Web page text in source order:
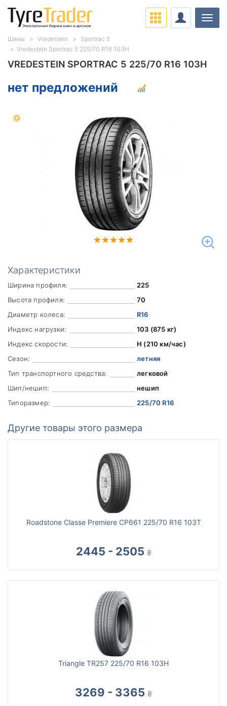
VREDESTEIN SPORTRAC 5 225/70 R16 103H
нет предложений
Характеристики
Ширина профиля:
225
Высота профиля:
70
Диаметр колеса:
R16
Индекс нагрузки:
103 (875 кг)
Индекс скорости:
H (210 км/час)
Сезон:
летняя
Тип транспортного средства:
легковой
Шип/нешип:
нешип
Типоразмер:
225/70 R16
Другие товары этого размера
Roadstone Classe Premiere CP661 225/70 R16 103T
2445 - 2505 ₴
Triangle TR257 225/70 R16 103H
3269 - 3365 ₴
Шины Vredestein
Sportrac 5
Vredestein Sportrac 5 225/70 R16 103H